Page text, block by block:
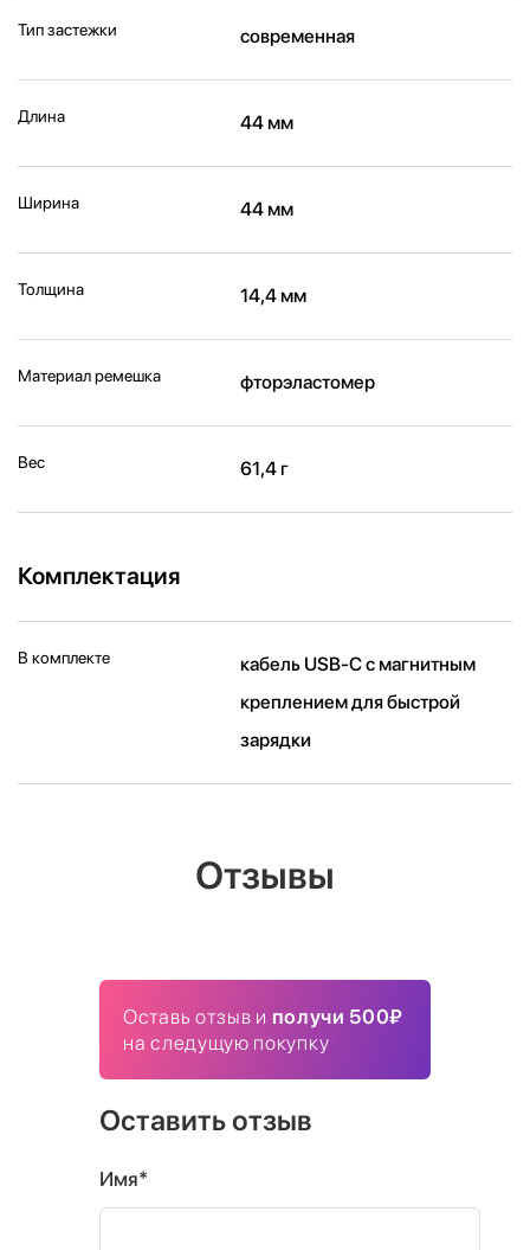
Тип застежки современная
Длина 44 мм
Ширина 44 мм
Толщина 14,4 мм
Материал ремешка фторэластомер
Вес 61,4 г
Комплектация
В комплекте
кабель USB‑C с магнитным
креплением для быстрой
зарядки
Отзывы
Оставь отзыв и получи 500₽
на следущую покупку
Оставить отзыв
Имя*